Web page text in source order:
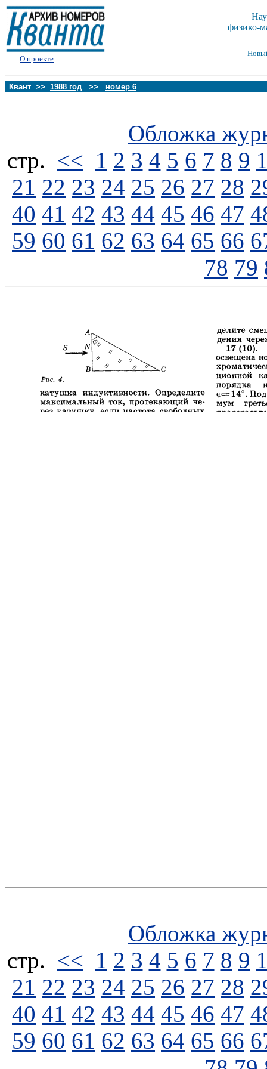
О проекте
физико-
Квант >> 1988 год >> номер 6
Обложка
стp. << 1 2 3 4 5 6 7 8 9
21 22 23 24 25 26 27 28
40 41 42 43 44 45 46 47
59 60 61 62 63 64 65 66
78 79
Обложка
стp. << 1 2 3 4 5 6 7 8 9
21 22 23 24 25 26 27 28
40 41 42 43 44 45 46 47
59 60 61 62 63 64 65 66